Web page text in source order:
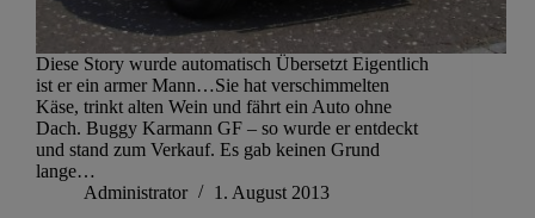
Diese Story wurde automatisch Übersetzt Eigentlich
ist er ein armer Mann…Sie hat verschimmelten
Käse, trinkt alten Wein und fährt ein Auto ohne
Dach. Buggy Karmann GF – so wurde er entdeckt
und stand zum Verkauf. Es gab keinen Grund
lange…
Administrator
1. August 2013